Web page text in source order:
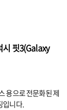
시 핏3(Galaxy
용으로 전문화된 제
입니다.